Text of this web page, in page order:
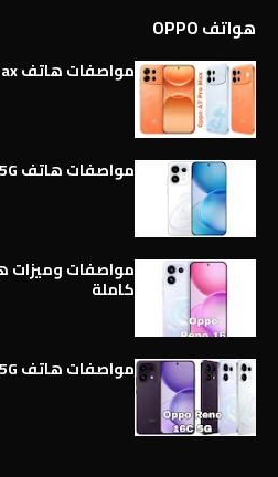
هواتف OPPO
مواصفات هاتف Oppo A7 Pro Max كاملة
مواصفات هاتف Oppo Reno 16 Pro 5G كاملة
كاملة
مواصفات هاتف Oppo Reno 16c 5G كاملة